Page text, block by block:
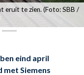
eruit te zien. (Foto: SBB /
eind april
Siemens